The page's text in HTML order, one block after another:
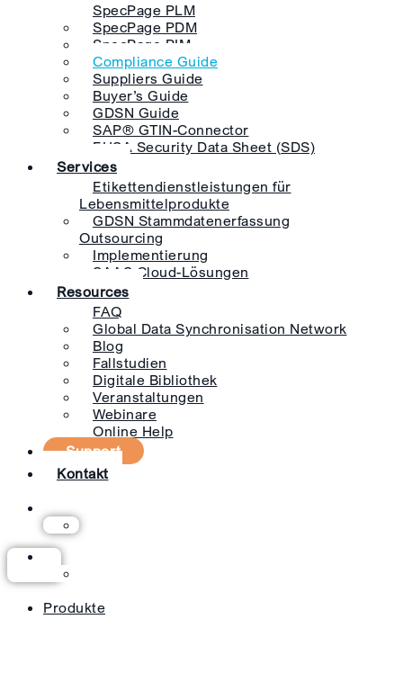
SpecPage PLM
SpecPage PDM
SpecPage PIM
Compliance Guide
Suppliers Guide
Buyer’s Guide
GDSN Guide
SAP® GTIN-Connector
EHSA Security Data Sheet (SDS)
Services
Etikettendienstleistungen für
Lebensmittelprodukte
GDSN Stammdatenerfassung
Outsourcing
Implementierung
SAAS Cloud-Lösungen
Resources
FAQ
Global Data Synchronisation Network
Blog
Fallstudien
Digitale Bibliothek
Veranstaltungen
Webinare
Online Help
Support
Kontakt
Produkte